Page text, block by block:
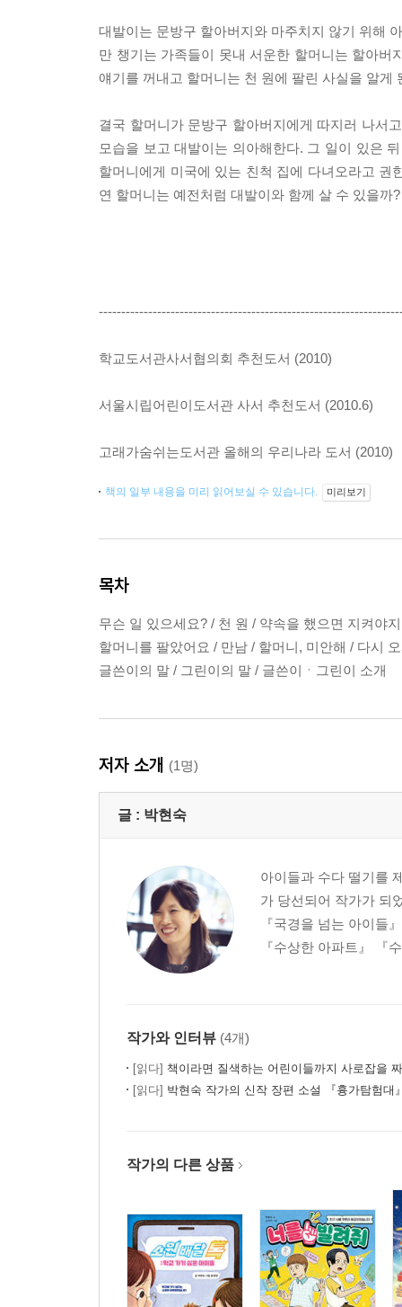
대발이는 문방구 할아버지와 마주치지 않기 위해
만 챙기는 가족들이 못내 서운한 할머니는 할아
얘기를 꺼내고 할머니는 천 원에 팔린 사실을 알게
결국 할머니가 문방구 할아버지에게 따지러 나서
모습을 보고 대발이는 의아해한다. 그 일이 있은
할머니에게 미국에 있는 친척 집에 다녀오라고
연 할머니는 예전처럼 대발이와 함께 살 수 있을까?
학교도서관사서협의회 추천도서 (2010)
서울시립어린이도서관 사서 추천도서 (2010.6)
고래가숨쉬는도서관 올해의 우리나라 도서 (2010)
책의 일부 내용을 미리 읽어보실 수 있습니다. 미리보기
목차
무슨 일 있으세요? / 천 원 / 약속을 했으면 지켜야
할머니를 팔았어요 / 만남 / 할머니, 미안해 / 다시
글쓴이의 말 / 그린이의 말 / 글쓴이ㆍ그린이 소개
저자 소개 (1명)
글 : 박현숙
아이들과 수다 떨기를
가 당선되어 작가가 되
『국경을 넘는 아이들
『수상한 아파트』 『
작가와 인터뷰 (4개)
[읽다] 책이라면 질색하는 어린이들까지 사로잡을
[읽다] 박현숙 작가의 신작 장편 소설 『흉가탐험대
작가의 다른 상품